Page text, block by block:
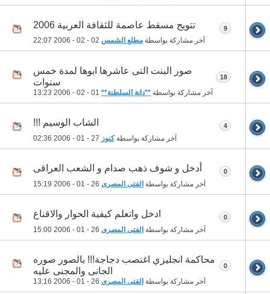
تتويج مسقط عاصمة للثقافة العربية 2006
آخر مشاركة بواسطة مطلع الشمس 22:07
9
صور البنت التى عاشرها ابوها لمدة خمس
سنوات
آخر مشاركة بواسطة **دانة السلطنة** 13:23
18
الشاب الوسيم !!!
آخر مشاركة بواسطةكنوز 02:36
4
أدخل و شوف ذهب صدام و الشعب العراقى
آخر مشاركة بواسطة الفتى المصرى 15:19
0
ادخل واتعلم كيفية الحوار والاقناع
آخر مشاركة بواسطة الفتى المصرى 15:00
0
محاكمة انجليزي اغتصب دجاجة!!! بالصور صوره
الجانى والمجنى عليه
آخر مشاركة بواسطة الفتى المصرى 13:16
0